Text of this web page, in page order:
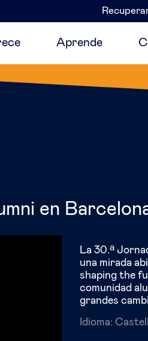
Aprende
en
La 30.ª
una mirada
shaping the
comunidad
grandes
Idioma: